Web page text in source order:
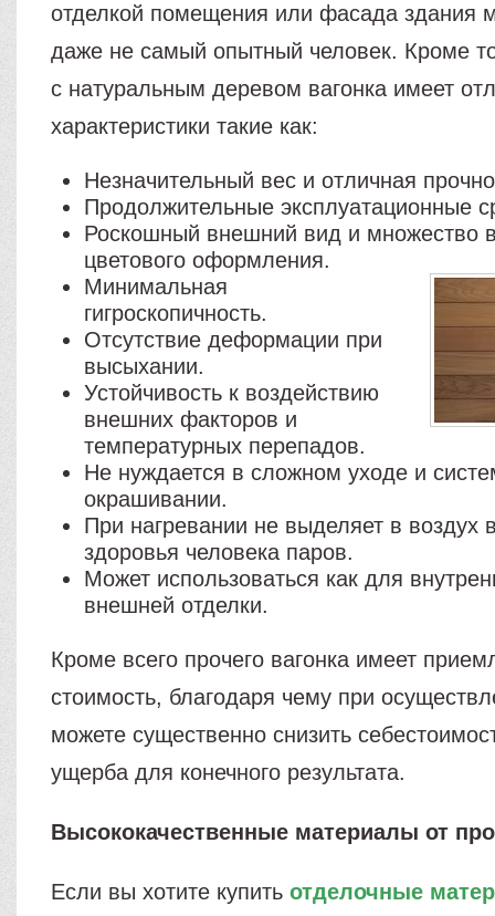
отделкой помещения или фасада здания
даже не самый опытный человек. Кроме
с натуральным деревом вагонка имеет
характеристики такие как:
Незначительный вес и отличная
Продолжительные эксплуатационные
Роскошный внешний вид и множество
цветового оформления.
Минимальная
гигроскопичность.
Отсутствие деформации при
высыхании.
Устойчивость к воздействию
внешних факторов и
температурных перепадов.
Не нуждается в сложном уходе и
окрашивании.
При нагревании не выделяет в воздух
здоровья человека паров.
Может использоваться как для
внешней отделки.
Кроме всего прочего вагонка имеет
стоимость, благодаря чему при
можете существенно снизить
ущерба для конечного результата.
Высококачественные материалы от
Если вы хотите купитьотделочные